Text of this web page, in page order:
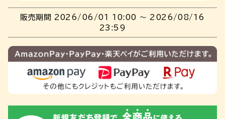
販売期間 2026/06/01 10:00 〜 2026/08/16
23:59